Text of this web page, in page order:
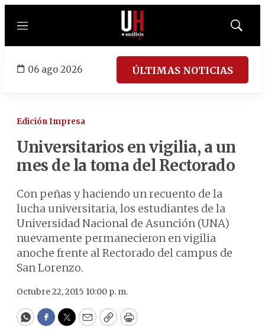
Menú
Mostrar
06 ago 2026 ÚLTIMAS NOTICIAS
Edición Impresa
Universitarios en vigilia, a un
mes de la toma del Rectorado
Con peñas y haciendo un recuento de la
lucha universitaria, los estudiantes de la
Universidad Nacional de Asunción (UNA)
nuevamente permanecieron en vigilia
anoche frente al Rectorado del campus de
San Lorenzo.
Octubre 22, 2015 10:00 p. m.
WhatsApp
Facebook
Twitter
EmailCopyPrint